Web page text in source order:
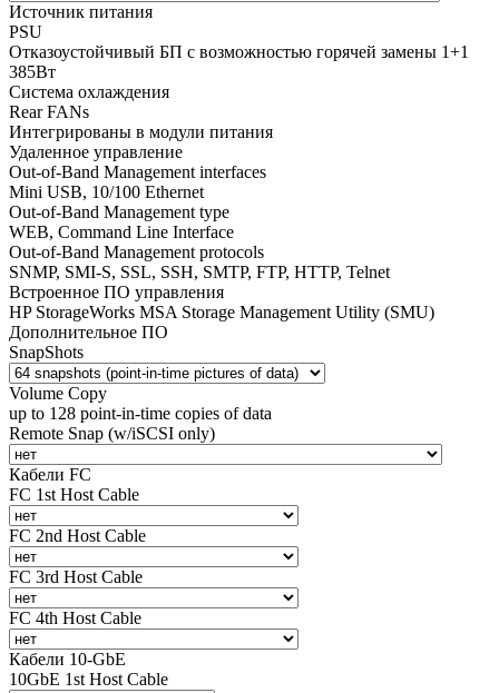
Источник питания
PSU
Отказоустойчивый БП с возможностью горячей замены 1+1
385Вт
Система охлаждения
Rear FANs
Интегрированы в модули питания
Удаленное управление
Out-of-Band Management interfaces
Mini USB, 10/100 Ethernet
Out-of-Band Management type
WEB, Command Line Interface
Out-of-Band Management protocols
SNMP, SMI-S, SSL, SSH, SMTP, FTP, HTTP, Telnet
Встроенное ПО управления
HP StorageWorks MSA Storage Management Utility (SMU)
Дополнительное ПО
SnapShots
Volume Copy
up to 128 point-in-time copies of data
Remote Snap (w/iSCSI only)
Кабели FC
FC 1st Host Cable
FC 2nd Host Cable
FC 3rd Host Cable
FC 4th Host Cable
Кабели 10-GbE
10GbE 1st Host Cable